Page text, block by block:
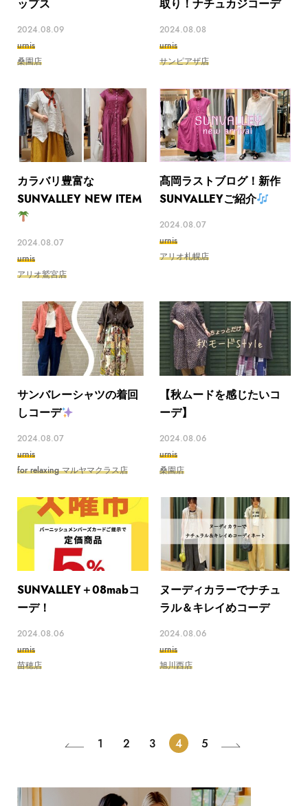
ップス
2024.08.09
urnis
桑園店
取り！ナチュカジコーデ
2024.08.08
urnis
サンピアザ店
カラバリ豊富な
SUNVALLEY NEW ITEM
2024.08.07
urnis
アリオ鷲宮店
髙岡ラストブログ！新作
SUNVALLEYご紹介
2024.08.07
urnis
アリオ札幌店
サンバレーシャツの着回
しコーデ
2024.08.07
urnis
for relaxing マルヤマクラス店
【秋ムードを感じたいコ
ーデ】
2024.08.06
urnis
桑園店
SUNVALLEY＋08mabコ
ーデ！
2024.08.06
urnis
苗穂店
ヌーディカラーでナチュ
ラル＆キレイめコーデ
2024.08.06
urnis
旭川西店
1 2 3 4 5